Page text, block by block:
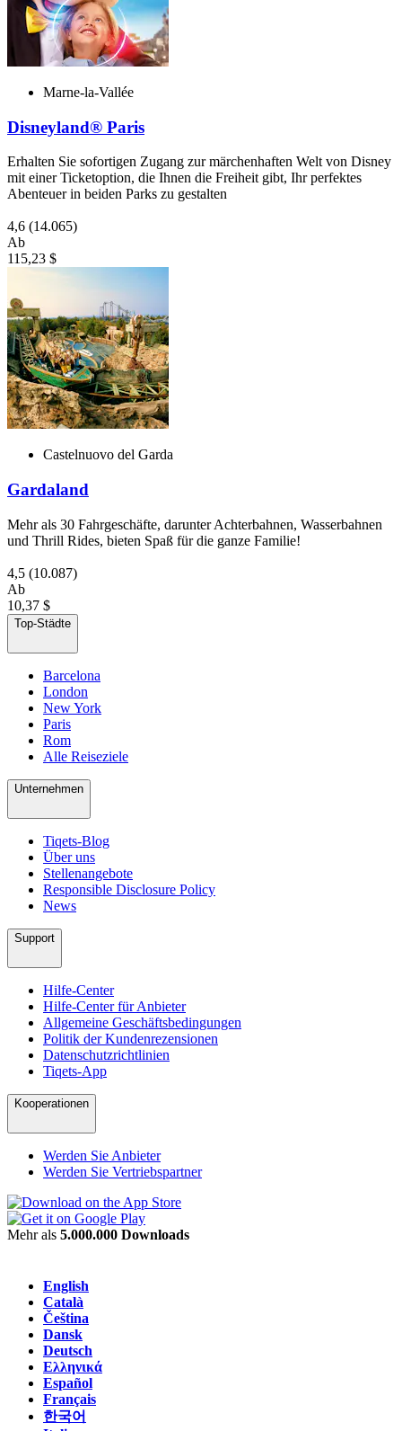
Marne-la-Vallée
Disneyland® Paris
Erhalten Sie sofortigen Zugang zur märchenhaften Welt von Disney
mit einer Ticketoption, die Ihnen die Freiheit gibt, Ihr perfektes
Abenteuer in beiden Parks zu gestalten
4,6 (14.065)
Ab
115,23 $
Castelnuovo del Garda
Gardaland
Mehr als 30 Fahrgeschäfte, darunter Achterbahnen, Wasserbahnen
und Thrill Rides, bieten Spaß für die ganze Familie!
4,5 (10.087)
Ab
10,37 $
Top-Städte
Barcelona
London
New York
Paris
Rom
Alle Reiseziele
Unternehmen
Tiqets-Blog
Über uns
Stellenangebote
Responsible Disclosure Policy
News
Support
Hilfe-Center
Hilfe-Center für Anbieter
Allgemeine Geschäftsbedingungen
Politik der Kundenrezensionen
Datenschutzrichtlinien
Tiqets-App
Kooperationen
Werden Sie Anbieter
Werden Sie Vertriebspartner
Mehr als 5.000.000 Downloads
English
Català
Čeština
Dansk
Deutsch
Ελληνικά
Español
Français
한국어